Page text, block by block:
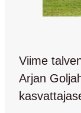
Viime
Arjan